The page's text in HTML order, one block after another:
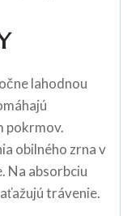
lahodnou
pokrmov.
obilného zrna v
Na absorbciu
trávenie.